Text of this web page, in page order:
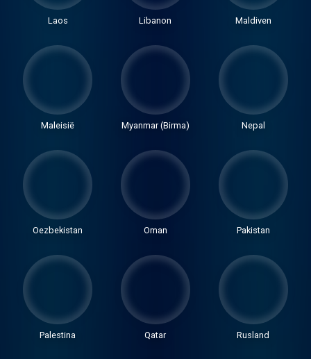
Laos Libanon Maldiven
Maleisië Myanmar (Birma) Nepal
Oezbekistan Oman Pakistan
Palestina Qatar Rusland